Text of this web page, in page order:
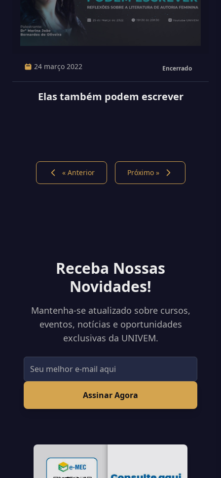
24 março 2022 Encerrado
Elas também podem escrever
« Anterior Próximo »
Receba Nossas
Novidades!
Mantenha-se atualizado sobre cursos,
eventos, notícias e oportunidades
exclusivas da UNIVEM.
Assinar Agora